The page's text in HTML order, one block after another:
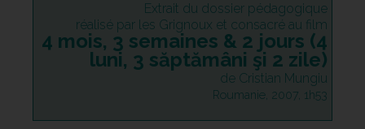
Extrait du dossier pédagogique
réalisé par les Grignoux et consacré au film
4 mois, 3 semaines & 2 jours (4
luni, 3 săptămâni şi 2 zile)
de Cristian Mungiu
Roumanie, 2007, 1h53